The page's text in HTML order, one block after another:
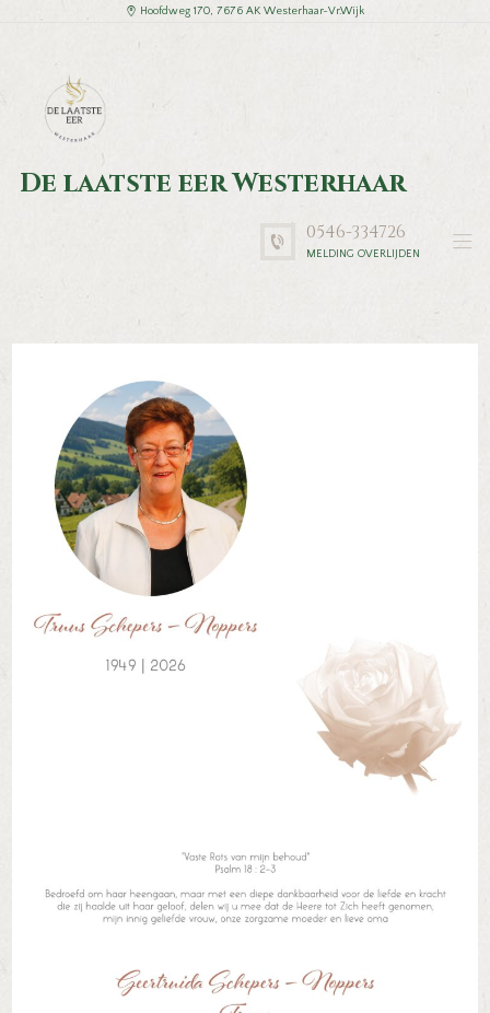
Hoofdweg 170, 7676 AK Westerhaar-Vr.Wijk
De laatste eer Westerhaar
0546-334726
MELDING OVERLIJDEN